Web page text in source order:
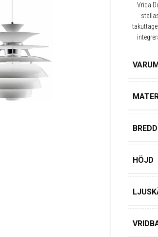
Vrida
BREDD
HÖJD